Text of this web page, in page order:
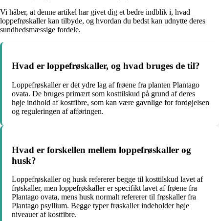
Vi håber, at denne artikel har givet dig et bedre indblik i, hvad
loppefrøskaller kan tilbyde, og hvordan du bedst kan udnytte deres
sundhedsmæssige fordele.
Hvad er loppefrøskaller, og hvad bruges de til?
Loppefrøskaller er det ydre lag af frøene fra planten Plantago
ovata. De bruges primært som kosttilskud på grund af deres
høje indhold af kostfibre, som kan være gavnlige for fordøjelsen
og reguleringen af afføringen.
Hvad er forskellen mellem loppefrøskaller og
husk?
Loppefrøskaller og husk refererer begge til kosttilskud lavet af
frøskaller, men loppefrøskaller er specifikt lavet af frøene fra
Plantago ovata, mens husk normalt refererer til frøskaller fra
Plantago psyllium. Begge typer frøskaller indeholder høje
niveauer af kostfibre.